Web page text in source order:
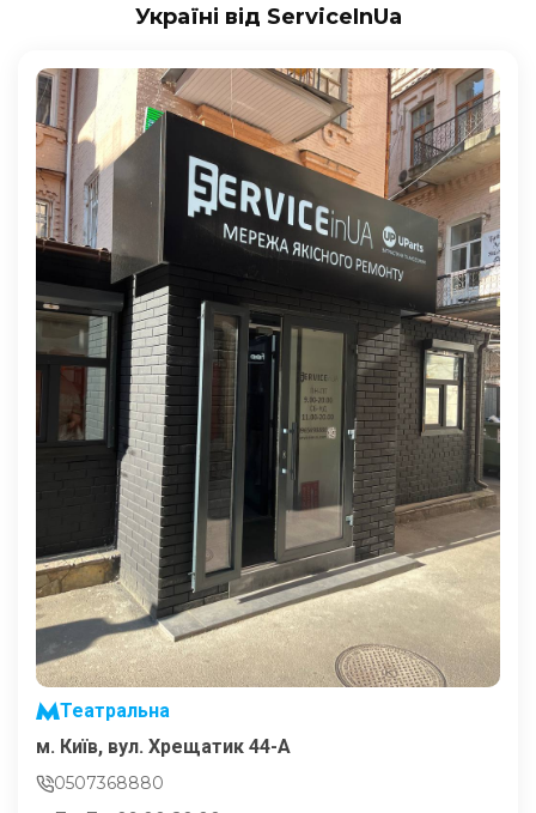
Україні від ServiceInUa
Театральна
м. Київ, вул. Хрещатик 44-A
0507368880